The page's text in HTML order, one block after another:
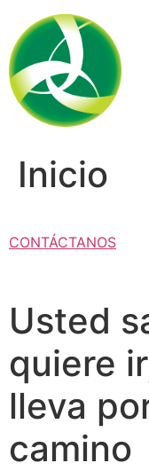
contenido
Inicio
CONTÁCTANOS
Usted
quiere
lleva
camino